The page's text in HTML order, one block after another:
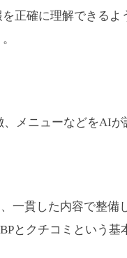
確に理解できるよ
メニューなどをAIが
一貫した内容で整備
とクチコミという基